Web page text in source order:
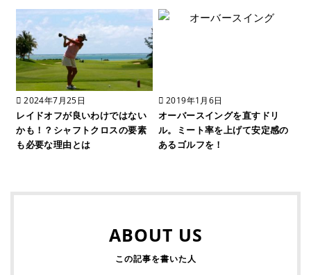
2024年7月25日
レイドオフが良いわけではない
かも！？シャフトクロスの要素
も必要な理由とは
2019年1月6日
オーバースイングを直すドリ
ル。ミート率を上げて安定感の
あるゴルフを！
ABOUT US